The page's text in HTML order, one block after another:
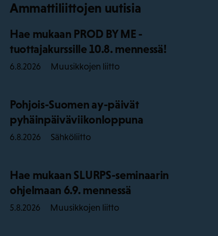
Ammattiliittojen uutisia
Hae mukaan PROD BY ME -
tuottajakurssille 10.8. mennessä!
6.8.2026 Muusikkojen liitto
Pohjois-Suomen ay-päivät
pyhäinpäiväviikonloppuna
6.8.2026 Sähköliitto
Hae mukaan SLURPS-seminaarin
ohjelmaan 6.9. mennessä
5.8.2026 Muusikkojen liitto